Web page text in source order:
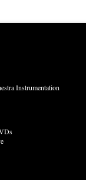
Instrumentation